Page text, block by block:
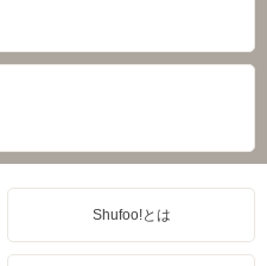
Shufoo!とは